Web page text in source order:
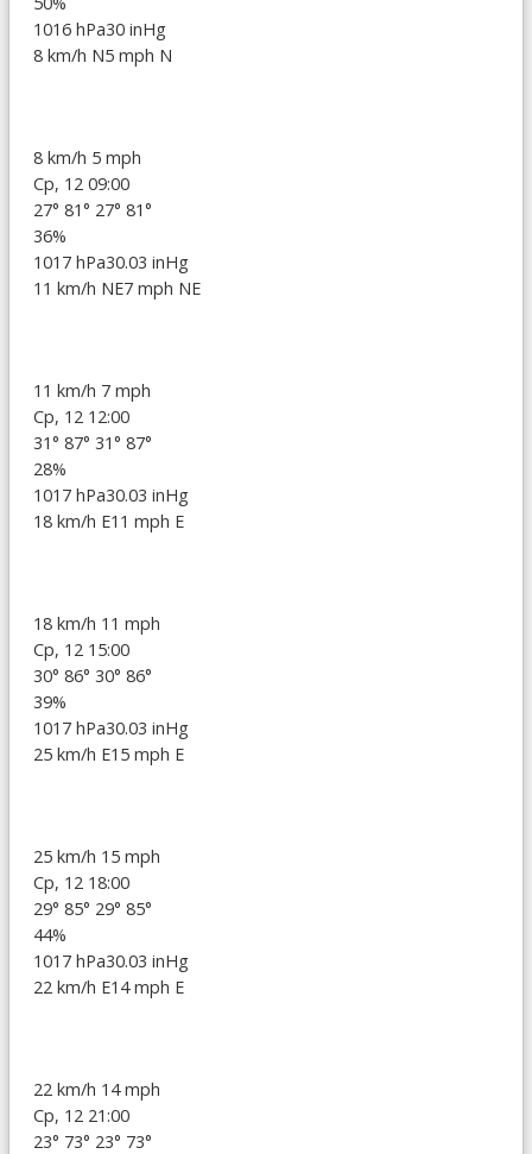
1016 hPa30 inHg
8 km/h N5 mph N
8 km/h 5 mph
Ср, 12 09:00
27° 81° 27° 81°
36%
1017 hPa30.03 inHg
11 km/h NE7 mph NE
11 km/h 7 mph
Ср, 12 12:00
31° 87° 31° 87°
28%
1017 hPa30.03 inHg
18 km/h E11 mph E
18 km/h 11 mph
Ср, 12 15:00
30° 86° 30° 86°
39%
1017 hPa30.03 inHg
25 km/h E15 mph E
25 km/h 15 mph
Ср, 12 18:00
29° 85° 29° 85°
44%
1017 hPa30.03 inHg
22 km/h E14 mph E
22 km/h 14 mph
Ср, 12 21:00
23° 73° 23° 73°